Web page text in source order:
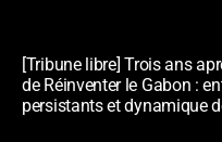
[Tribune libre] Trois ans
de Réinventer le Gabon :
persistants et dynamique